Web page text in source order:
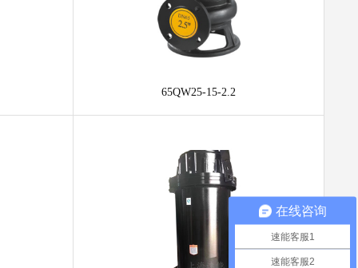
65QW25-15-2.2
在线咨询
速能客服1
速能客服2